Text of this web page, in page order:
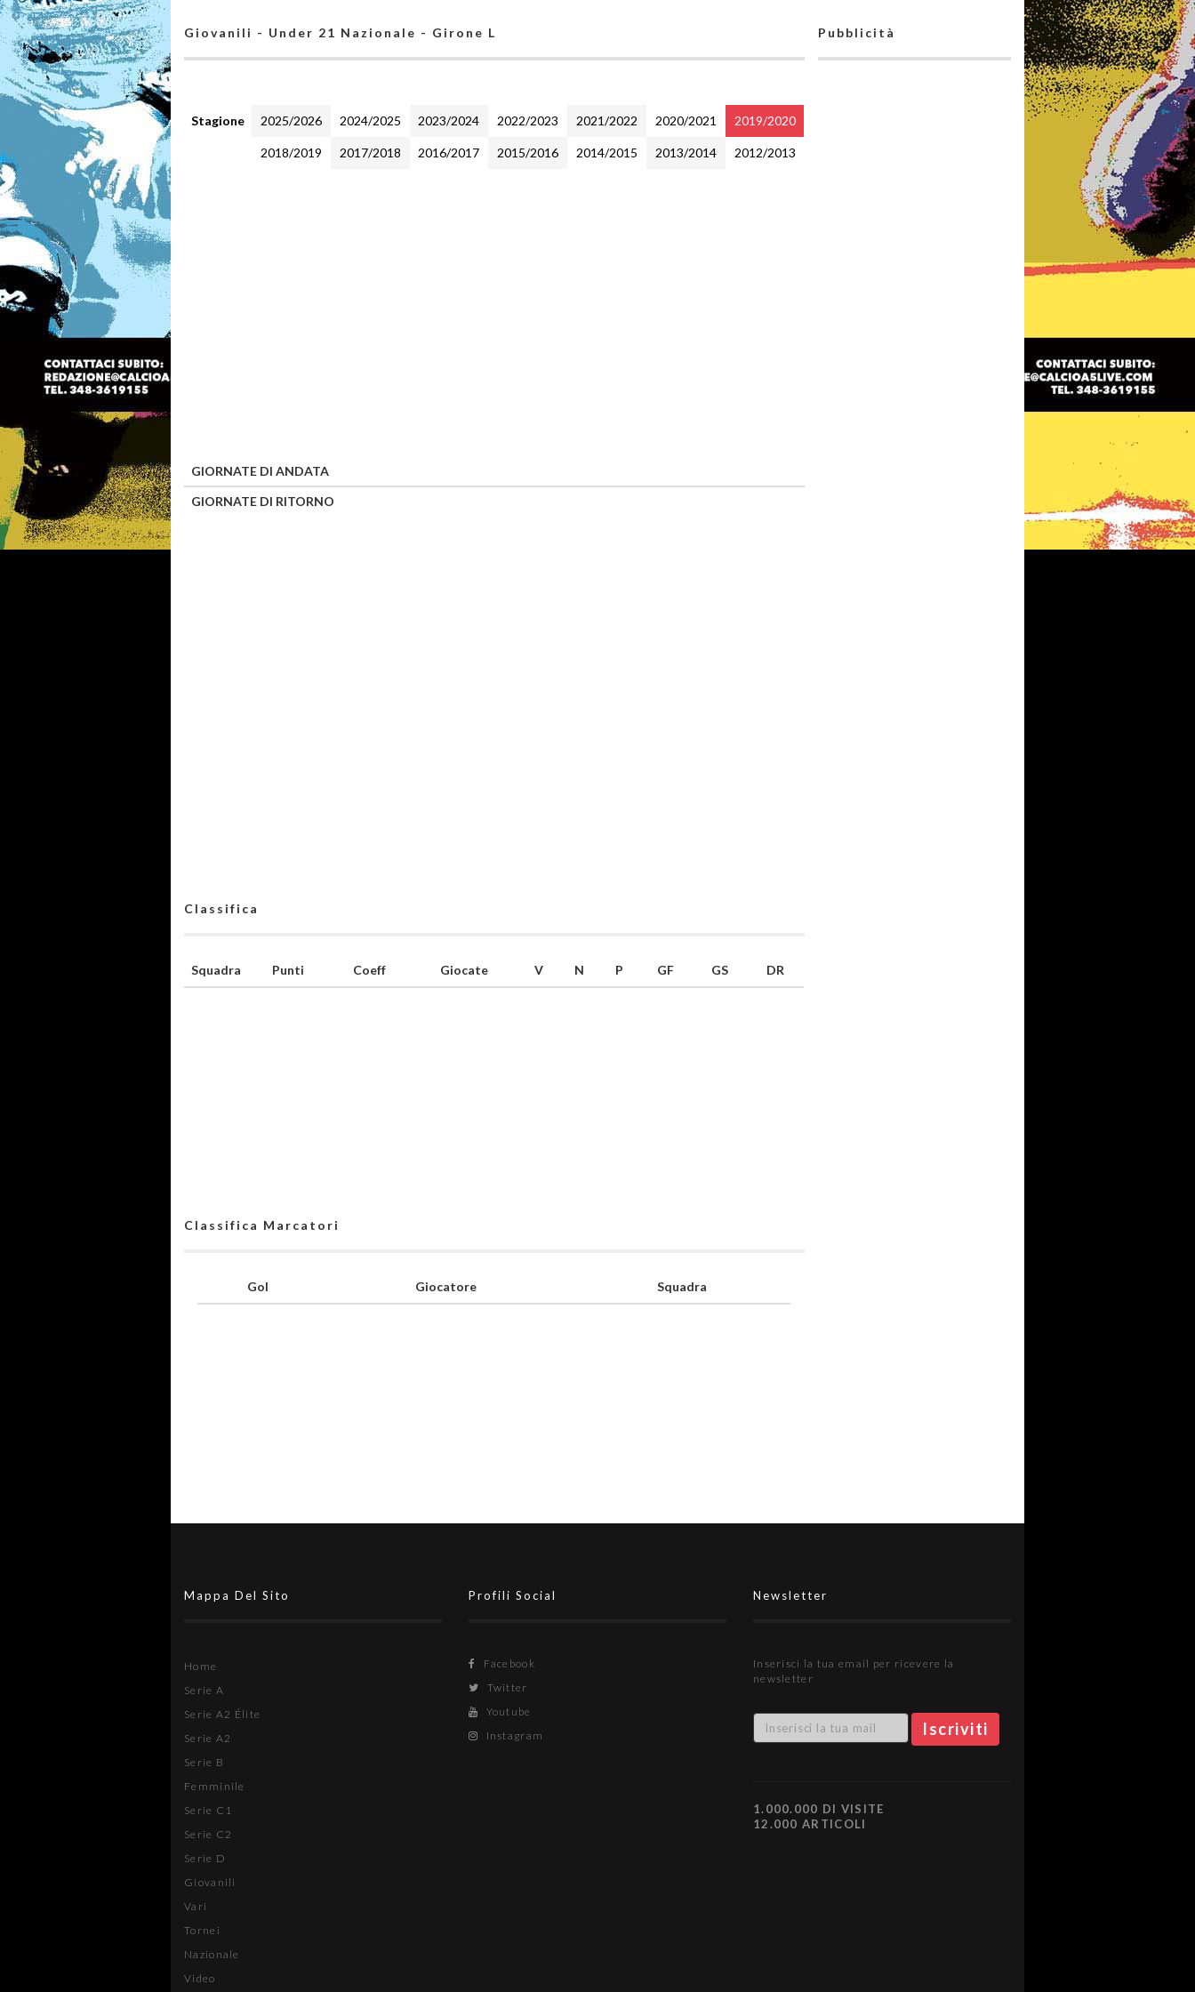
Giovanili - Under 21 Nazionale - Girone L
Stagione 2025/2026 2024/2025 2023/2024 2022/2023 2021/2022 2020/2021 2019/2020
2018/2019 2017/2018 2016/2017 2015/2016 2014/2015 2013/2014 2012/2013
GIORNATE DI ANDATA
GIORNATE DI RITORNO
Classifica
Squadra Punti Coeff Giocate V N P GF GS DR
Classifica Marcatori
Gol Giocatore Squadra
Pubblicità
Mappa Del Sito
Home
Serie A
Serie A2 Élite
Serie A2
Serie B
Femminile
Serie C1
Serie C2
Serie D
Giovanili
Vari
Tornei
Nazionale
Video
Profili Social
Facebook
Twitter
Youtube
Instagram
Newsletter
Inserisci la tua email per ricevere la
newsletter
1.000.000 DI VISITE
12.000 ARTICOLI